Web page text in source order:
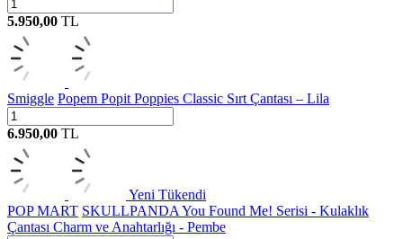
5.950,00 TL
Smiggle Popem Popit Poppies Classic Sırt Çantası – Lila
6.950,00 TL
Yeni Tükendi
POP MART SKULLPANDA You Found Me! Serisi - Kulaklık
Çantası Charm ve Anahtarlığı - Pembe